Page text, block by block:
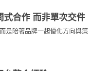
式合作 而非單次交件
是陪著品牌一起優化方向與策